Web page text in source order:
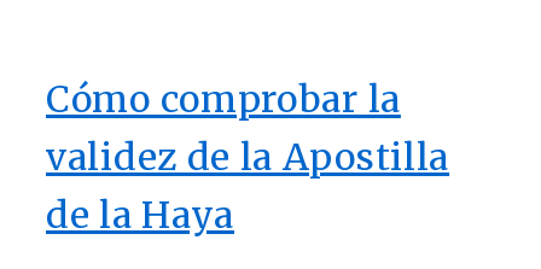
conocer
para
aprender
todo
lo
referente
a
este
certificado
Cómo comprobar la
validez de la Apostilla
de la Haya